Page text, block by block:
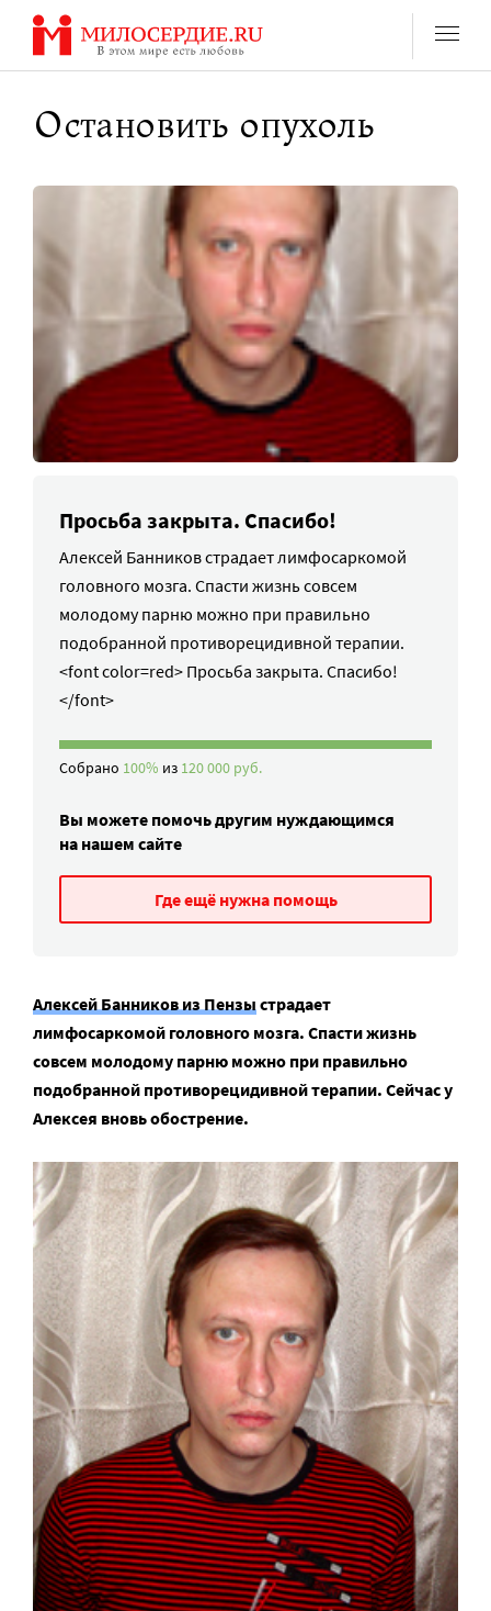
Перейти
содержанию
Остановить опухоль
Просьба закрыта. Спасибо!
Алексей Банников страдает лимфосаркомой
головного мозга. Спасти жизнь совсем
молодому парню можно при правильно
подобранной противорецидивной терапии.
<font color=red> Просьба закрыта. Спасибо!
</font>
Собрано 100% из 120 000 руб.
Вы можете помочь другим нуждающимся
на нашем сайте
Где ещё нужна помощь
Алексей Банников из Пензыстрадает
лимфосаркомой головного мозга. Спасти жизнь
совсем молодому парню можно при правильно
подобранной противорецидивной терапии. Сейчас у
Алексея вновь обострение.